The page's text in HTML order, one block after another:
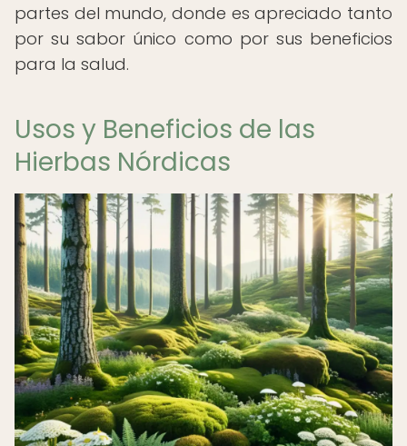
partes del mundo, donde es apreciado tanto
por su sabor único como por sus beneficios
para la salud.
Usos y Beneficios de las
Hierbas Nórdicas